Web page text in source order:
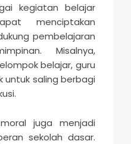
kegiatan belajar
menciptakan
pembelajaran
Misalnya,
belajar, guru
saling berbagi
juga menjadi
sekolah dasar.